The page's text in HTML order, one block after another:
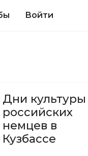
Войти
Дни культуры
российских
немцев в
Кузбассе